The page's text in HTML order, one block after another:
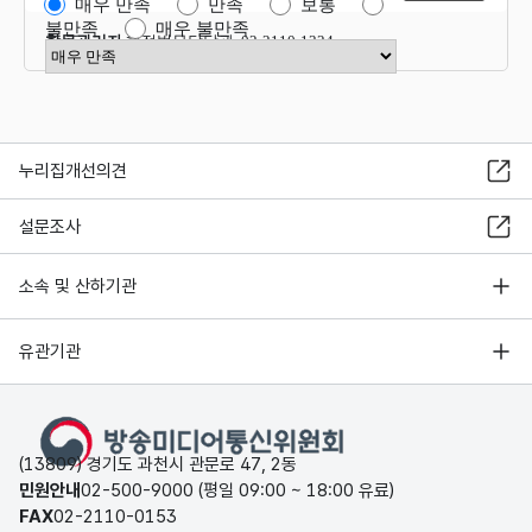
매우 만족 만족
보통
불만족
매우 불만족
만족도 점수 선택
항목관리자행정법무담당관 02-2110-1324
누리집개선의견
설문조사
소속 및 산하기관
유관기관
(13809) 경기도 과천시 관문로 47, 2동
민원안내02-500-9000 (평일 09:00 ~ 18:00 유료)
FAX02-2110-0153